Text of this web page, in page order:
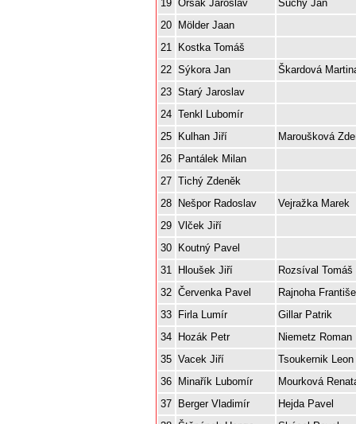
19 Orsák Jaroslav
Suchý Jan
20
Mölder Jaan
21
Kostka Tomáš
22 Sýkora Jan
Škardová
23 Starý Jaroslav
24 Tenkl Lubomír
25
Kulhan Jiří
Maroušková
26
Pantálek Milan
27 Tichý Zdeněk
28
Nešpor Radoslav
Vejražka Marek
29 Vlček Jiří
30
Koutný Pavel
31
Hloušek Jiří
Rozsíval Tomáš
32 Červenka Pavel
Rajnoha
33
Firla Lumír
Gillar Patrik
34
Hozák Petr
Niemetz Roman
35 Vacek Jiří
Tsoukernik Leon
36
Minařík Lubomír
Mourková
37
Berger Vladimír
Hejda Pavel